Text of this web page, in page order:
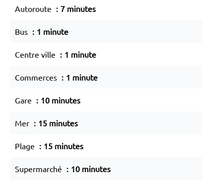
Autoroute 7 minutes
Bus 1 minute
Centre ville 1 minute
Commerces 1 minute
Gare 10 minutes
Mer 15 minutes
Plage 15 minutes
Supermarché 10 minutes